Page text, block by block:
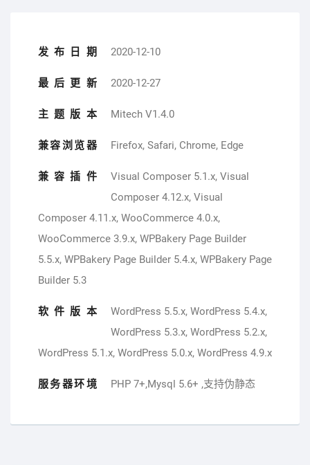
发布日期 2020-12-10
最后更新 2020-12-27
主题版本 Mitech V1.4.0
兼容浏览器 Firefox, Safari, Chrome, Edge
兼容插件
Visual Composer 5.1.x, Visual
Composer 4.12.x, Visual
Composer 4.11.x, WooCommerce 4.0.x,
WooCommerce 3.9.x, WPBakery Page Builder
5.5.x, WPBakery Page Builder 5.4.x, WPBakery Page
Builder 5.3
软件版本
WordPress 5.5.x, WordPress 5.4.x,
WordPress 5.3.x, WordPress 5.2.x,
WordPress 5.1.x, WordPress 5.0.x, WordPress 4.9.x
服务器环境 PHP 7+,Mysql 5.6+ ,支持伪静态